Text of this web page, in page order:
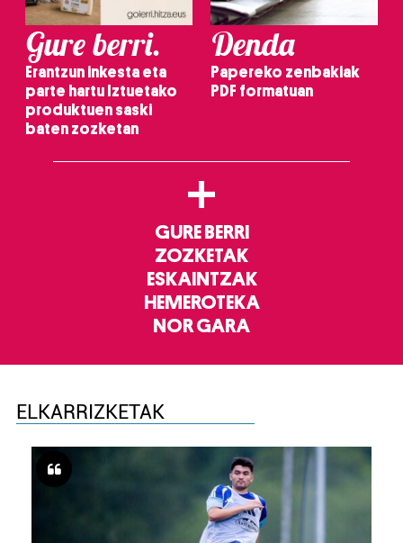
Gure berri.
Erantzun inkesta eta
parte hartu Iztuetako
produktuen saski
baten zozketan
Denda
Papereko zenbakiak
PDF formatuan
+
GURE BERRI
ZOZKETAK
ESKAINTZAK
HEMEROTEKA
NOR GARA
ELKARRIZKETAK